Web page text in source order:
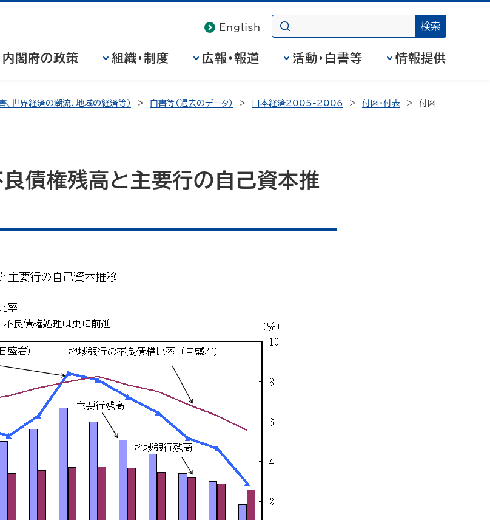
English
内閣府の政策 組織・制度 広報・報道 活動・白書等 情報提供
、世界経済の潮流、地域の経済等） 白書等（過去のデータ） 日本経済2005-2006 付図・付表
付図
債権残高と主要行の自己資本推